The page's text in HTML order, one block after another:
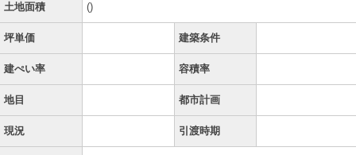
土地面積 ()
坪単価 建築条件
建ぺい率 容積率
地目 都市計画
現況 引渡時期